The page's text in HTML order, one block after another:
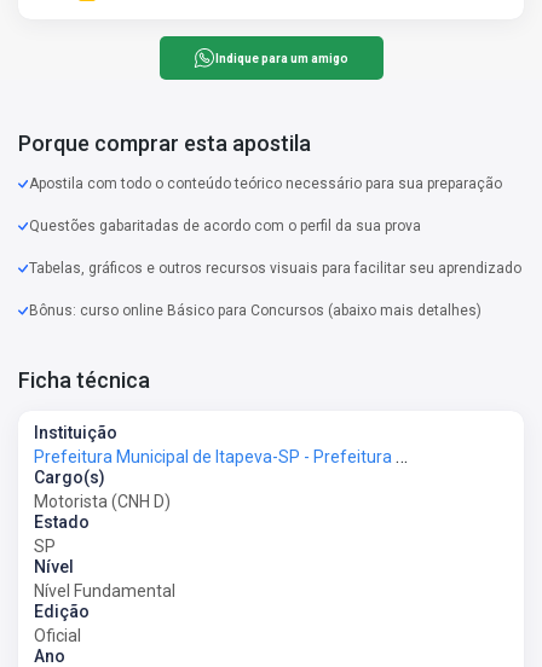
Indique para um amigo
Porque comprar esta apostila
Apostila com todo o conteúdo teórico necessário para sua preparação
Questões gabaritadas de acordo com o perfil da sua prova
Tabelas, gráficos e outros recursos visuais para facilitar seu aprendizado
Bônus: curso online Básico para Concursos (abaixo mais detalhes)
Ficha técnica
Instituição
Prefeitura Municipal de Itapeva-SP - Prefeitura de Itapeva-SP
Cargo(s)
Motorista (CNH D)
Estado
SP
Nível
Nível Fundamental
Edição
Oficial
Ano